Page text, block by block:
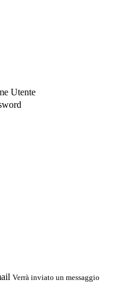
Utente
Verrà inviato un messaggio